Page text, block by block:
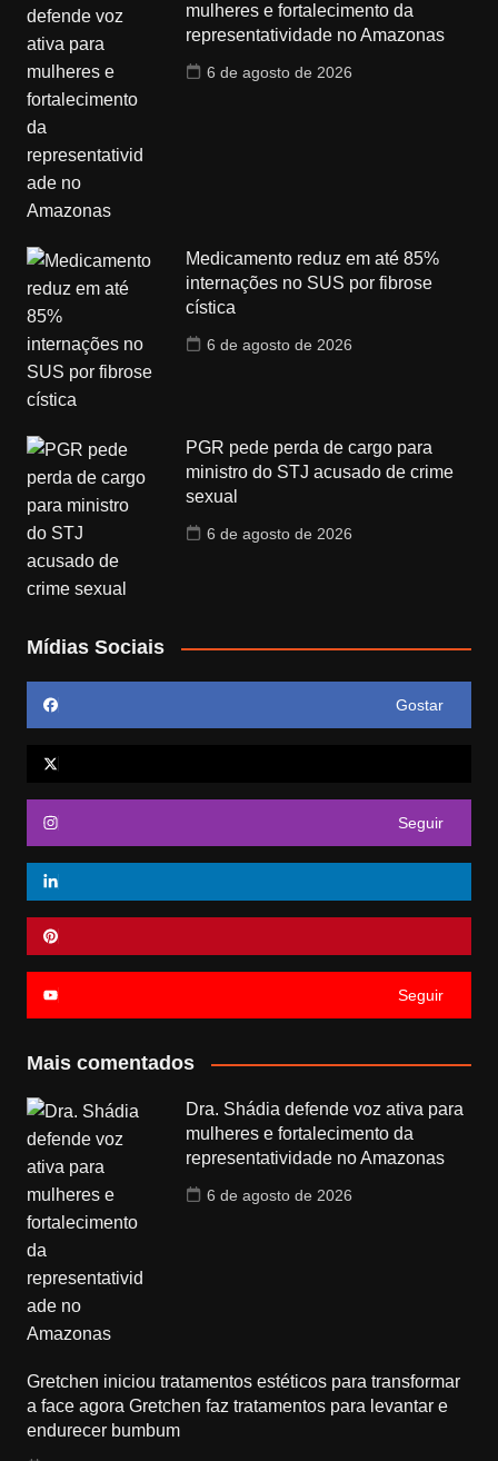
mulheres e fortalecimento da
representatividade no Amazonas
6 de agosto de 2026
Medicamento reduz em até 85%
internações no SUS por fibrose
cística
6 de agosto de 2026
PGR pede perda de cargo para
ministro do STJ acusado de crime
sexual
6 de agosto de 2026
Mídias Sociais
Gostar
Seguir
Seguir
Mais comentados
Dra. Shádia defende voz ativa para
mulheres e fortalecimento da
representatividade no Amazonas
6 de agosto de 2026
Gretchen iniciou tratamentos estéticos para transformar
a face agora Gretchen faz tratamentos para levantar e
endurecer bumbum